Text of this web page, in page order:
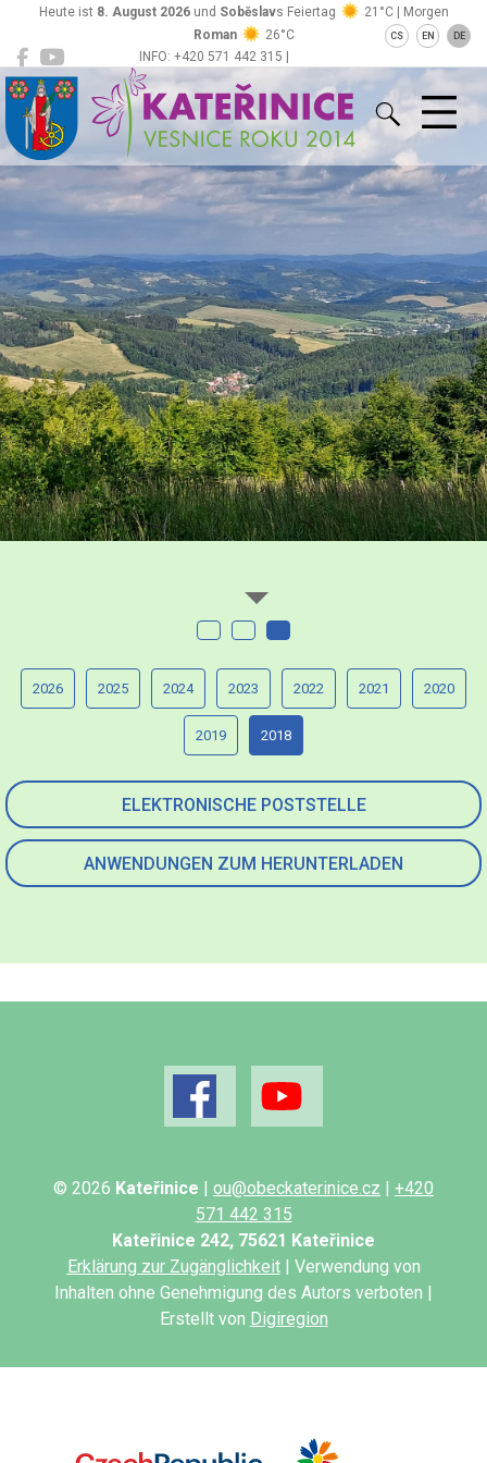
INFO: +420 571 442 315 |
ou@obeckaterinice.cz
Heute ist 8. August 2026und Soběslavs Feiertag
21°C | Morgen
Roman
26°C CS EN DE
Kateřinice
ELEKTRONISCHE POSTSTELLE
ANWENDUNGEN ZUM HERUNTERLADEN
2026 2025 2024 2023 2022 2021 2020
2019 2018
© 2026 Kateřinice | ou@obeckaterinice.cz | +420
571 442 315
Kateřinice 242, 75621 Kateřinice
Erklärung zur Zugänglichkeit| Verwendung von
Inhalten ohne Genehmigung des Autors verboten |
Erstellt von Digiregion